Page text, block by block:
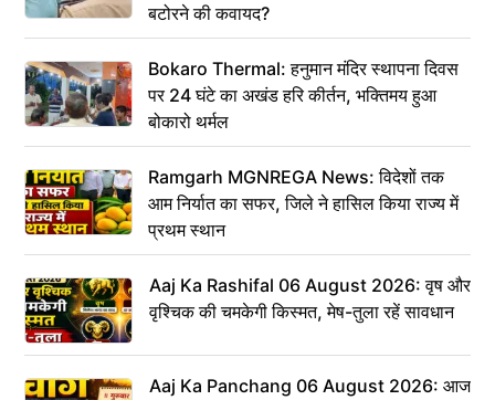
बटोरने की कवायद?
Bokaro Thermal: हनुमान मंदिर स्थापना दिवस
पर 24 घंटे का अखंड हरि कीर्तन, भक्तिमय हुआ
बोकारो थर्मल
Ramgarh MGNREGA News: विदेशों तक
आम निर्यात का सफर, जिले ने हासिल किया राज्य में
प्रथम स्थान
Aaj Ka Rashifal 06 August 2026: वृष और
वृश्चिक की चमकेगी किस्मत, मेष-तुला रहें सावधान
Aaj Ka Panchang 06 August 2026: आज